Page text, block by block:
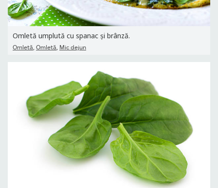
Omletă umplută cu spanac și brânză.
Omletă, Omletă, Mic dejun